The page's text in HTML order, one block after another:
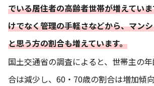
でいる居住者の高齢者世帯が増えてい
けでなく管理の手軽さなどから、マン
と思う方の割合も増えています。
国土交通省の調査によると、世帯主の
合は減少し、60・70歳の割合は増加傾